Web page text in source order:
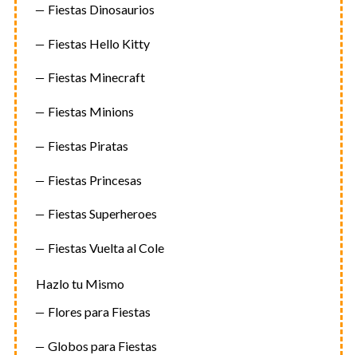
Fiestas Dinosaurios
Fiestas Hello Kitty
Fiestas Minecraft
Fiestas Minions
Fiestas Piratas
Fiestas Princesas
Fiestas Superheroes
Fiestas Vuelta al Cole
Hazlo tu Mismo
Flores para Fiestas
Globos para Fiestas